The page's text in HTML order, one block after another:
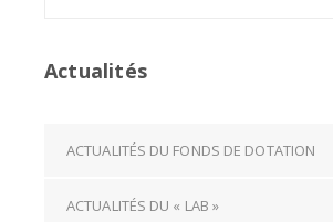
Actualités
ACTUALITÉS DU FONDS DE DOTATION
ACTUALITÉS DU « LAB »